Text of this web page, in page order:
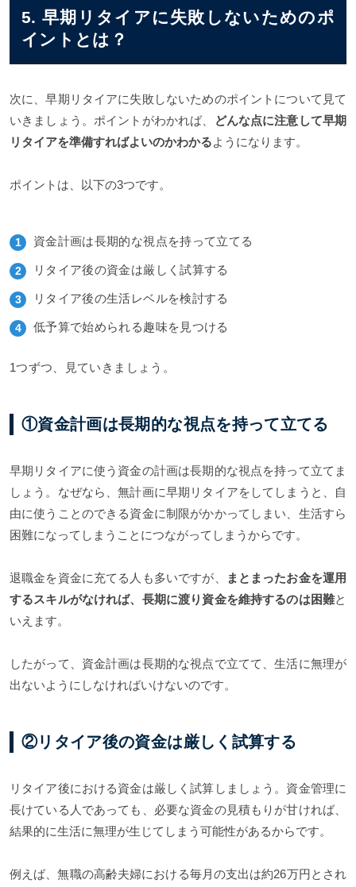
5. 早期リタイアに失敗しないためのポ
イントとは？
次に、早期リタイアに失敗しないためのポイントについて見て
いきましょう。ポイントがわかれば、
どんな点に注意して早期
リタイアを準備すればよいのかわかるようになります。
ポイントは、以下の3つです。
資金計画は長期的な視点を持って立てる
リタイア後の資金は厳しく試算する
リタイア後の生活レベルを検討する
低予算で始められる趣味を見つける
1つずつ、見ていきましょう。
①資金計画は長期的な視点を持って立てる
早期リタイアに使う資金の計画は長期的な視点を持って立てま
しょう。なぜなら、無計画に早期リタイアをしてしまうと、自
由に使うことのできる資金に制限がかかってしまい、生活すら
困難になってしまうことにつながってしまうからです。
退職金を資金に充てる人も多いですが、
まとまったお金を運用
するスキルがなければ、長期に渡り資金を維持するのは困難と
いえます。
したがって、資金計画は長期的な視点で立てて、生活に無理が
出ないようにしなければいけないのです。
②リタイア後の資金は厳しく試算する
リタイア後における資金は厳しく試算しましょう。資金管理に
長けている人であっても、必要な資金の見積もりが甘ければ、
結果的に生活に無理が生じてしまう可能性があるからです。
例えば、無職の高齢夫婦における毎月の支出は約26万円とされ